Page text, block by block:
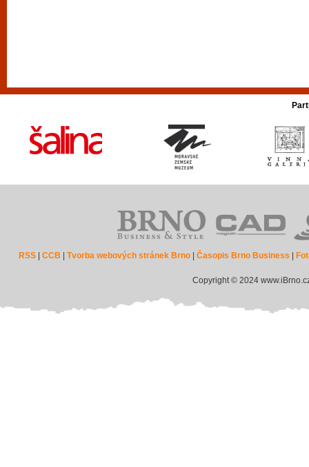
RSS |CCB |Tvorba webových stránek Brno |Časopis Brno Business
Copyright © 2024